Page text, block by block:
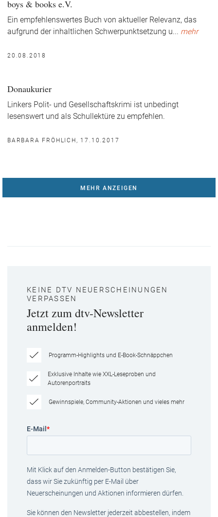
boys & books e.V.
Ein empfehlenswertes Buch von aktueller Relevanz, das
aufgrund der inhaltlichen Schwerpunktsetzung u... mehr
20.08.2018
Donaukurier
Linkers Polit- und Gesellschaftskrimi ist unbedingt
lesenswert und als Schullektüre zu empfehlen.
BARBARA FRÖHLICH, 17.10.2017
MEHR ANZEIGEN
KEINE DTV NEUERSCHEINUNGEN
VERPASSEN
Jetzt zum dtv-Newsletter
anmelden!
Programm-Highlights und E-Book-Schnäppchen
Exklusive Inhalte wie XXL-Leseproben und
Autorenportraits
Gewinnspiele, Community-Aktionen und vieles mehr
E-Mail *
Mit Klick auf den Anmelden-Button bestätigen Sie,
dass wir Sie zukünftig per E-Mail über
Neuerscheinungen und Aktionen informieren dürfen.
Sie können den Newsletter jederzeit abbestellen, indem